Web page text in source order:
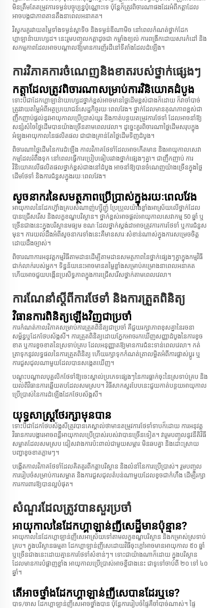
មិនត្រឹមតែតម្រូវការទម្ងន់បច្ចុប្បន្នប៉ុណ្ណោះទេ ប៉ុន្តែក៏ត្រូវពិចារណាផងដែរអំពីកត្តាដែល
អាចបង្កជាភាពតានតឹងនាពេលអនាគត។
វិស្វករគួរវាយតម្លៃទាំងទម្ងន់ស្តាទិច និងទម្ងន់ឌីណាមិច នៅពេលកំណត់ថ្នាក់ដែក
ហ្គាឡាន៉ាយហ្សេដ។ នេះរួមបញ្ចូលកត្តាដូចជា កម្លាំងខ្យល់ ការពង្រីកដោយសារកំដៅ និង
សកម្មភាពដែលអាចបណ្តាលឱ្យមានការញ័រដីនៅទីតាំងដែលដំឡើង។
ការវិភាគ​ការ​ចំណេញ​និង​ខាត​របស់​ថ្នាក់​ផ្សេងៗ
កត្តា​ដែល​ត្រូវ​ពិចារណា​សម្រាប់​ការវិនិយោគ​ដំបូង
ទោះបីជាដែកហ្គាឡាន៉ាយហ្សេដថ្នាក់ខ្ពស់អាចមានថ្លៃដើមខ្ពស់ជាងក៏ដោយ ក៏វាចាំបាច់
ត្រូវវាយតម្លៃអំពីអត្ថប្រយោជន៍សេដ្ឋកិច្ចរយៈពេលវែង។ ថ្នាក់ដែលមានគុណភាពខ្ពស់ជា
ញឹកញាប់ផ្តល់នូវអាយុកាលប្រើប្រាស់យូរ និងកាត់បន្ថយតម្រូវការថែទាំ ដែលអាចនាំឱ្យ
សន្សំសំចៃថ្លៃដើមបានយ៉ាងច្រើនតាមពេលវេលា។ ដូច្នេះគួរពិចារណាថ្លៃដើមសរុបក្នុង
អំឡុងអាយុកាលនៃផលិតផល ជាជាងគ្រាន់តែថ្លៃដើមទិញដំបូង។
ពិចារណាថ្លៃដើមនៃការដំឡើង កាលវិភាគថែទាំដែលអាចកើតមាន និងអាយុកាលសេវា
កម្មដែលរំពឹងទុក នៅពេលធ្វើការប្រៀបធៀបរវាងថ្នាក់ផ្សេងៗគ្នា។ ជាញឹកញាប់ ការ
វិនិយោគលើផលិតផលថ្នាក់ខ្ពស់ជាងនៅដំបូង អាចនាំឱ្យបានចំណេញយ៉ាងច្រើនក្នុងថ្លៃ
ដើមថែទាំ និងការជំនួសក្នុងរយៈពេលវែង។
សូចនាករនៃសមត្ថភាពប្រើប្រាស់ក្នុងរយៈពេលវែង
អាយុកាលនៃដែកហ៊្វាំងគ្របសំណាញ់ហ្ស៊ីញ៉ូ ប្រែប្រួលយ៉ាងខ្លាំងអាស្រ័យលើថ្នាក់ដែល
បានជ្រើសរើស និងលក្ខខណ្ឌបរិស្ថាន។ ថ្នាក់ខ្ពស់អាចផ្តល់អាយុកាលសេវាកម្ម 50 ឆ្នាំ ឬ
ច្រើនជាងនេះក្នុងបរិស្ថានមធ្យម ខណៈដែលថ្នាក់ស្តង់ដាអាចត្រូវការការថែទាំ ឬការជំនួស
មុន។ ការយល់ដឹងអំពីសូចនាករទាំងនេះគឺមានសារៈសំខាន់ណាស់ក្នុងការសម្រេចចិត្ត
ដោយដឹងច្បាស់។
ពិចារណាការអនុវត្តកម្មវិធីតាមដានដើម្បីតាមដានសមត្ថភាពនៃថ្នាក់ផ្សេងៗគ្នាក្នុងកម្មវិធី
ជាក់លាក់របស់អ្នក។ ទិន្នន័យនេះអាចមានតម្លៃខ្លាំងសម្រាប់គម្រោងនាពេលអនាគត
ហើយអាចជួយបង្កើនប្រសិទ្ធភាពក្នុងការជ្រើសរើសថ្នាក់តាមពេលវេលា។
ការណែនាំស្តីពីការថែទាំ និងការត្រួតពិនិត្យ
វិធានការពិនិត្យឡើងវិញជាប្រចាំ
ការកំណត់កាលវិភាគសម្រាប់ការត្រួតពិនិត្យជាប្រចាំ គឺជួយរក្សាភាពខុសគ្នានៃរចនា
សម្ព័ន្ធឬដែកថែបស័ង្កសី។ ការត្រួតពិនិត្យដោយភ្នែកអាចរកឃើញ​សញ្ញាដំបូង​នៃ​ការ​ខូច​
ខាត​ ឬ​ការ​ខូច​ខាត​នៃ​ស្រទាប់​គ្រប ដែល​អនុញ្ញាត​ឱ្យ​មាន​ការ​ជំនះ​ទាន់​ពេលវេលា។ កត់
ត្រាទុកនូវ​លទ្ធផល​នៃ​ការត្រួតពិនិត្យ ហើយ​រក្សាទុក​កំណត់​ត្រា​លម្អិត​អំពី​ការ​ផ្លាស់ប្ដូរ ឬ​
ការ​ជួសជុល​ណាមួយ​ដែល​បាន​សង្កេត​ឃើញ។
បណ្ដុះបណ្ដាល​បុគ្គលិក​ថែទាំ​ឱ្យ​ចេះ​ស្គាល់​ប្រភេទ​ផ្សេងៗ​នៃ​ការ​ធ្លាក់ចុះ​នៃ​ស្រទាប់​គ្រប និង​
យល់​ពី​វិធានការ​ឆ្លើយតប​ដែល​សមស្រប។ វិធីសាកសួរ​បែប​នេះ​ជួយ​កាត់​បន្ថយ​អាយុ​កាល​
ប្រើ​ប្រាស់​នៃ​ការ​ដំឡើង​ដែកថែប​ស័ង្កសី។
យុទ្ធសាស្ត្រថែរក្សាមុនបាន
ទោះបី​ជា​ដែកថែប​ស័ង្កសី​ត្រូវ​បាន​គេ​ស្គាល់​ថា​មាន​តម្រូវការ​ថែទាំ​ទាប​ក៏​ដោយ ការ​អនុវត្ត​
វិធានការ​បង្ការ​អាច​ពន្លឺ​អាយុ​កាល​ប្រើ​ប្រាស់​របស់​វា​បាន​ច្រើន​ទៀត។ វារួម​បញ្ចូល​នូវ​នីតិវិធី​
សម្អាត​ដែល​សមស្រប ជៀស​វាង​ការ​ប៉ះ​ពាល់​ជាមួយ​សម្ភារៈ​មិន​ឆបគ្នា និង​ដោះស្រាយ​
បញ្ហា​ខូច​ខាត​ភ្លាមៗ។
បង្កើត​កាលវិភាគ​ថែទាំ​ដែល​គិត​គូរ​ពី​កត្តា​បរិស្ថាន និង​លំនាំ​នៃ​ការ​ប្រើ​ប្រាស់។ រួមបញ្ចូល​
ការ​រៀបចំ​សម្រាប់​ការ​សម្អាត​ និង​ការ​ជួសជុល​តំបន់​ណាមួយ​ដែល​ខូច​ជា​កំហឹង ដើម្បី​រក្សា
ការ​ការពារ​ឱ្យ​បាន​ល្អ​បំផុត។
សំណួរដែលត្រូវបានសួរប្រចាំ
អាយុកាលនៃដែកហ្គាឡាន់ញីសេដ្ឋីមានប៉ុន្មាន?
អាយុកាលនៃដែកហ្គាឡាន់ញីសេអាស្រ័យទៅតាមលក្ខខណ្ឌបរិស្ថាន និងកម្រាស់ស្រទាប់
គ្រប។ ក្នុងបរិស្ថានធម្មតា ដែកហ្គាឡាន់ញីសេដោយវិធីចុះក្តៅអាចមានអាយុកាល ៥០ ឆ្នាំ
ឬច្រើនជាងនេះដោយគ្មានការថែទាំសំខាន់ៗ។ ទោះជាយ៉ាងណាក៏ដោយ ក្នុងបរិស្ថាន
ដែលមានការបំផ្លាញខ្លាំង អាយុកាលប្រើប្រាស់អាចខ្លីជាងនេះ ជាទូទៅចាប់ពី ២០ ទៅ ៤០
ឆ្នាំ។
តើអាចថ្នាំងដែកហ្គាឡាន់ញីសេបានដែរឬទេ?
បាទ/ចាស ដែកហ្គាឡាន់ញីសេអាចថ្នាំងបាន ប៉ុន្តែការរៀបចំផ្ទៃគឺចាំបាច់ណាស់។ ផ្ទៃ